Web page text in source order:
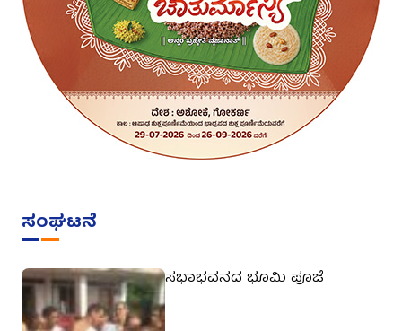
ಸಂಘಟನೆ
ಸಭಾಭವನದ ಭೂಮಿ ಪೂಜೆ